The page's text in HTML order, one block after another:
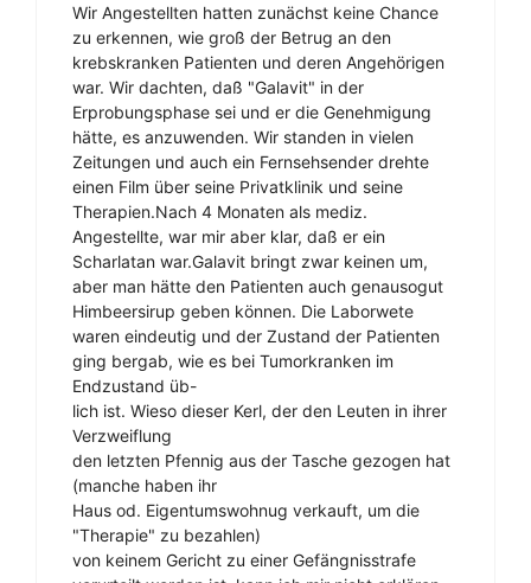
Wir Angestellten hatten zunächst keine Chance
zu erkennen, wie groß der Betrug an den
krebskranken Patienten und deren Angehörigen
war. Wir dachten, daß "Galavit" in der
Erprobungsphase sei und er die Genehmigung
hätte, es anzuwenden. Wir standen in vielen
Zeitungen und auch ein Fernsehsender drehte
einen Film über seine Privatklinik und seine
Therapien.Nach 4 Monaten als mediz.
Angestellte, war mir aber klar, daß er ein
Scharlatan war.Galavit bringt zwar keinen um,
aber man hätte den Patienten auch genausogut
Himbeersirup geben können. Die Laborwete
waren eindeutig und der Zustand der Patienten
ging bergab, wie es bei Tumorkranken im
Endzustand üb-
lich ist. Wieso dieser Kerl, der den Leuten in ihrer
Verzweiflung
den letzten Pfennig aus der Tasche gezogen hat
(manche haben ihr
Haus od. Eigentumswohnug verkauft, um die
"Therapie" zu bezahlen)
von keinem Gericht zu einer Gefängnisstrafe